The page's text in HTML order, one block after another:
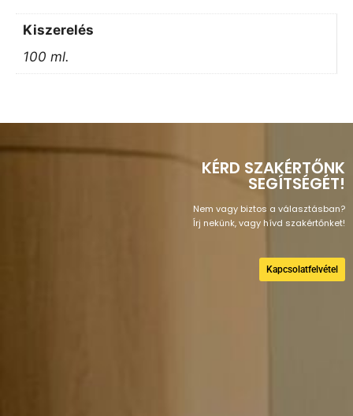
Kiszerelés
100 ml.
KÉRD SZAKÉRTŐNK
SEGÍTSÉGÉT!
Nem vagy biztos a választásban?
Írj nekünk, vagy hívd szakértőnket!
Kapcsolatfelvétel